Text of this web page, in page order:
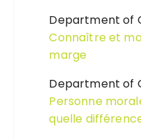
Department of
Connaître et
marge
Department of
Personne
quelle